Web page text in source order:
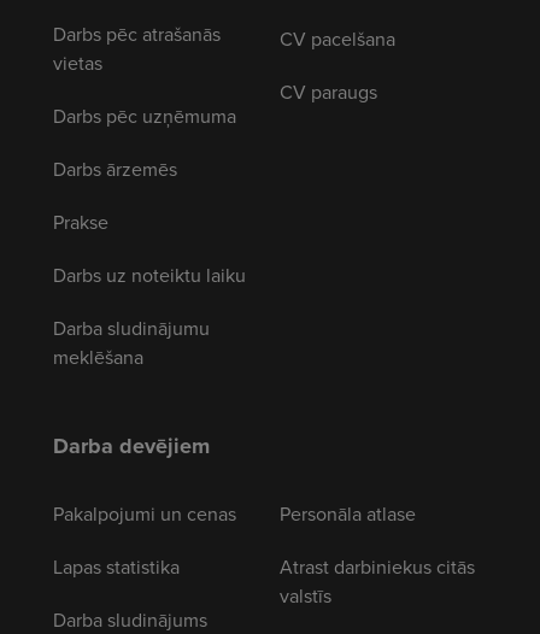
Darbs pēc atrašanās
vietas
Darbs pēc uzņēmuma
Darbs ārzemēs
Prakse
Darbs uz noteiktu laiku
Darba sludinājumu
meklēšana
CV pacelšana
CV paraugs
Darba devējiem
Pakalpojumi un cenas
Lapas statistika
Darba sludinājums
Personāla atlase
Atrast darbiniekus citās
valstīs